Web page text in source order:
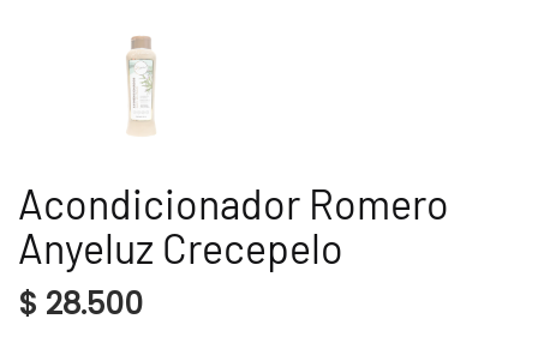
Acondicionador Romero
Anyeluz Crecepelo
$ 28.500